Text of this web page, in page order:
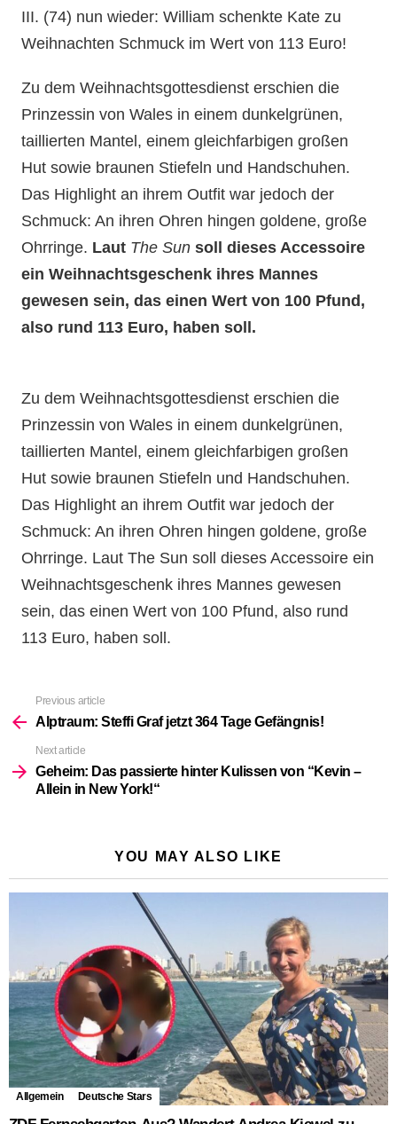
III. (74) nun wieder: William schenkte Kate zu
Weihnachten Schmuck im Wert von 113 Euro!
Zu dem Weihnachtsgottesdienst erschien die
Prinzessin von Wales in einem dunkelgrünen,
taillierten Mantel, einem gleichfarbigen großen
Hut sowie braunen Stiefeln und Handschuhen.
Das Highlight an ihrem Outfit war jedoch der
Schmuck: An ihren Ohren hingen goldene, große
Ohrringe. Laut The Sun soll dieses Accessoire
ein Weihnachtsgeschenk ihres Mannes
gewesen sein, das einen Wert von 100 Pfund,
also rund 113 Euro, haben soll.
Zu dem Weihnachtsgottesdienst erschien die
Prinzessin von Wales in einem dunkelgrünen,
taillierten Mantel, einem gleichfarbigen großen
Hut sowie braunen Stiefeln und Handschuhen.
Das Highlight an ihrem Outfit war jedoch der
Schmuck: An ihren Ohren hingen goldene, große
Ohrringe. Laut The Sun soll dieses Accessoire ein
Weihnachtsgeschenk ihres Mannes gewesen
sein, das einen Wert von 100 Pfund, also rund
113 Euro, haben soll.
more
Previous article
Alptraum: Steffi Graf jetzt 364 Tage Gefängnis!
Next article
Geheim: Das passierte hinter Kulissen von “Kevin –
Allein in New York!“
YOU MAY ALSO LIKE
Allgemein Deutsche Stars